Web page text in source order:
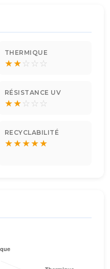
THERMIQUE
★★☆ ☆ ☆
RÉSISTANCE UV
★★☆ ☆ ☆
RECYCLABILITÉ
★★★★★